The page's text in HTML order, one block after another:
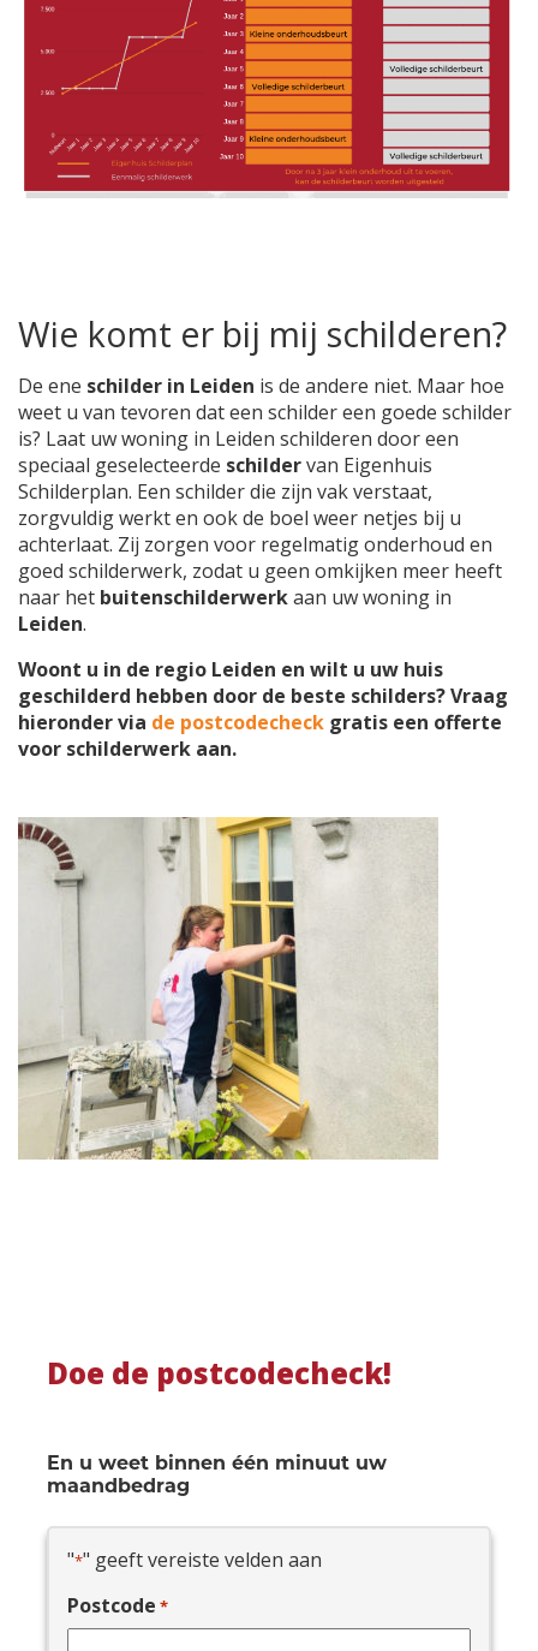
Wie komt er bij mij schilderen?
De ene schilder in Leiden is de andere niet. Maar hoe
weet u van tevoren dat een schilder een goede schilder
is? Laat uw woning in Leiden schilderen door een
speciaal geselecteerde schildervan Eigenhuis
Schilderplan. Een schilder die zijn vak verstaat,
zorgvuldig werkt en ook de boel weer netjes bij u
achterlaat. Zij zorgen voor regelmatig onderhoud en
goed schilderwerk, zodat u geen omkijken meer heeft
naar het buitenschilderwerkaan uw woning in
Leiden.
Woont u in de regio Leiden en wilt u uw huis
geschilderd hebben door de beste schilders? Vraag
hieronder via de postcodecheck gratis een offerte
voor schilderwerk aan.
Doe de postcodecheck!
En u weet binnen één minuut uw
maandbedrag
"*" geeft vereiste velden aan
Postcode *